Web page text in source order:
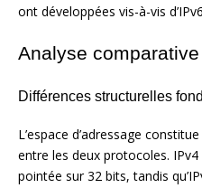
ont développées vis-à-vis
Analyse
Différences structurelles
L’espace d’adressage
entre les deux protocoles.
pointée sur 32 bits, tandis